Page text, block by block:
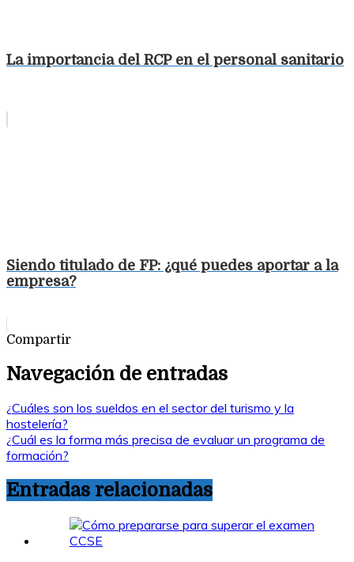
La importancia del RCP en el personal sanitario
Siendo titulado de FP: ¿qué puedes aportar a la
empresa?
Compartir
Navegación de entradas
¿Cuáles son los sueldos en el sector del turismo y la
hostelería?
¿Cuál es la forma más precisa de evaluar un programa de
formación?
Entradas relacionadas